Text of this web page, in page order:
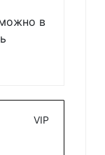
в
VIP